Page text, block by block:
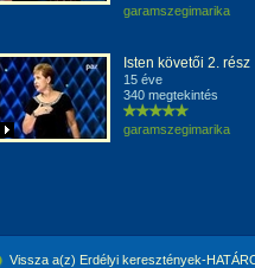
garamszegimarika
Isten követői 2. rész
15 éve
340 megtekintés
garamszegimarika
Vissza a(z) Erdélyi keresztények-